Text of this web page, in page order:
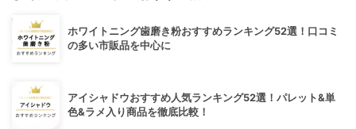
ホワイトニング歯磨き粉おすすめランキング52選！口コミ
の多い市販品を中心に
アイシャドウおすすめ人気ランキング52選！パレット&単
色&ラメ入り商品を徹底比較！